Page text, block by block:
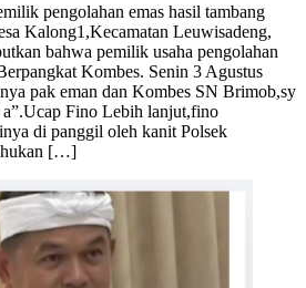
pengolahan emas hasil tambang
Kalong1,Kecamatan Leuwisadeng,
bahwa pemilik usaha pengolahan
Kombes. Senin 3 Agustus
pak eman dan Kombes SN Brimob,sy
Fino Lebih lanjut,fino
di panggil oleh kanit Polsek
[…]